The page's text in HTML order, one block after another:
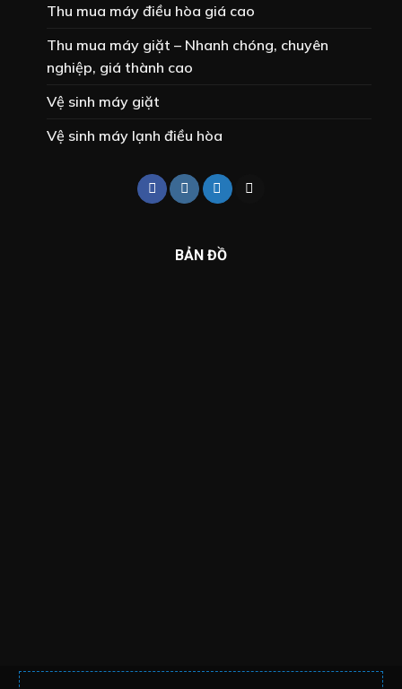
Thu mua máy điều hòa giá cao
Thu mua máy giặt – Nhanh chóng, chuyên
nghiệp, giá thành cao
Vệ sinh máy giặt
Vệ sinh máy lạnh điều hòa
BẢN ĐỒ